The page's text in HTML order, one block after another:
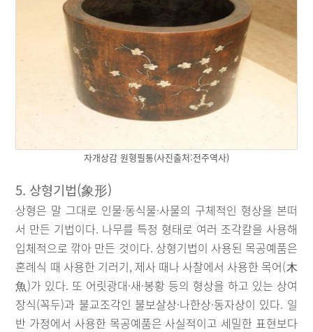
자개상감 원형필통(사진출처:전주역사)
5. 상형기법(象形)
상형은 말 그대로 인물·동식물·사물의 구체적인 형상을 본떠
서 만든 기법이다. 나무를 특정 형태로 여러 조각칼을 사용해
입체적으로 깎아 만든 것이다. 상형기법이 사용된 목공예품은
혼례식 때 사용한 기러기, 제사 때나 사찰에서 사용한 목어(木
魚)가 있다. 또 어릿광대·새·봉황 등의 형상을 하고 있는 상여
장식(꼭두)과 불교조각인 불보살상·나한상·동자상이 있다. 일
반 가정에서 사용한 목공예품은 사실적이고 세밀한 표현보다